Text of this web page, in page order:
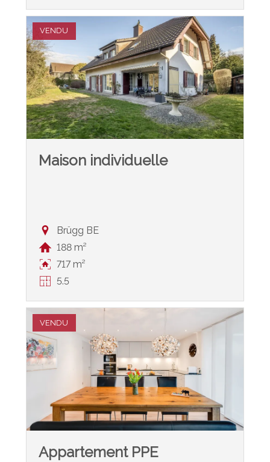
VENDU
Maison individuelle
Brügg BE
188 m²
717 m²
5.5
VENDU
Appartement PPE